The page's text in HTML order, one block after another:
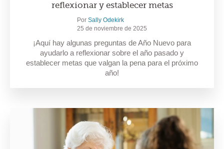
reflexionar y establecer metas
Por Sally Odekirk
25 de noviembre de 2025
¡Aquí hay algunas preguntas de Año Nuevo para
ayudarlo a reflexionar sobre el año pasado y
establecer metas que valgan la pena para el próximo
año!